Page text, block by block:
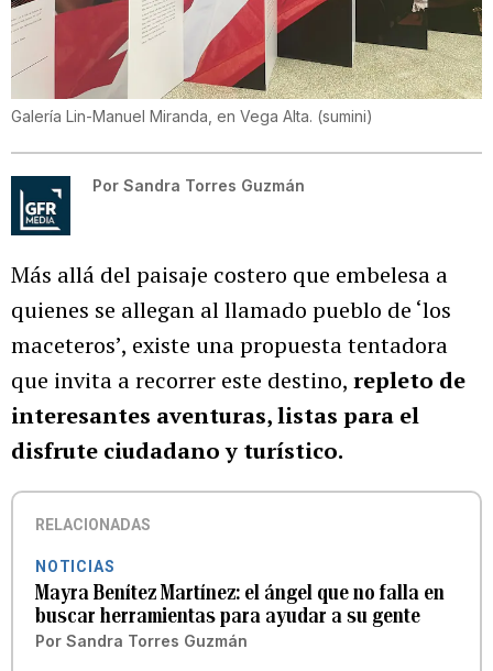
Galería Lin-Manuel Miranda, en Vega Alta. (sumini)
Por Sandra Torres Guzmán
Más allá del paisaje costero que embelesa a
quienes se allegan al llamado pueblo de ‘los
maceteros’, existe una propuesta tentadora
que invita a recorrer este destino, repleto de
interesantes aventuras, listas para el
disfrute ciudadano y turístico.
RELACIONADAS
NOTICIAS
Mayra Benítez Martínez: el ángel que no falla en
buscar herramientas para ayudar a su gente
Por Sandra Torres Guzmán